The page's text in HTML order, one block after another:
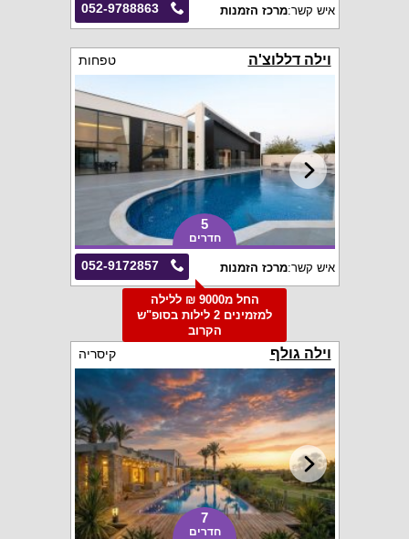
052-9788863 איש קשר:מרכז הזמנות
וילה דללוצ'ה טפחות
5
חדרים
052-9172857 איש קשר:מרכז הזמנות
החל מ9000 ₪ ללילה
למזמינים 2 לילות בסופ"ש
הקרוב
וילה גולף קיסריה
7
חדרים